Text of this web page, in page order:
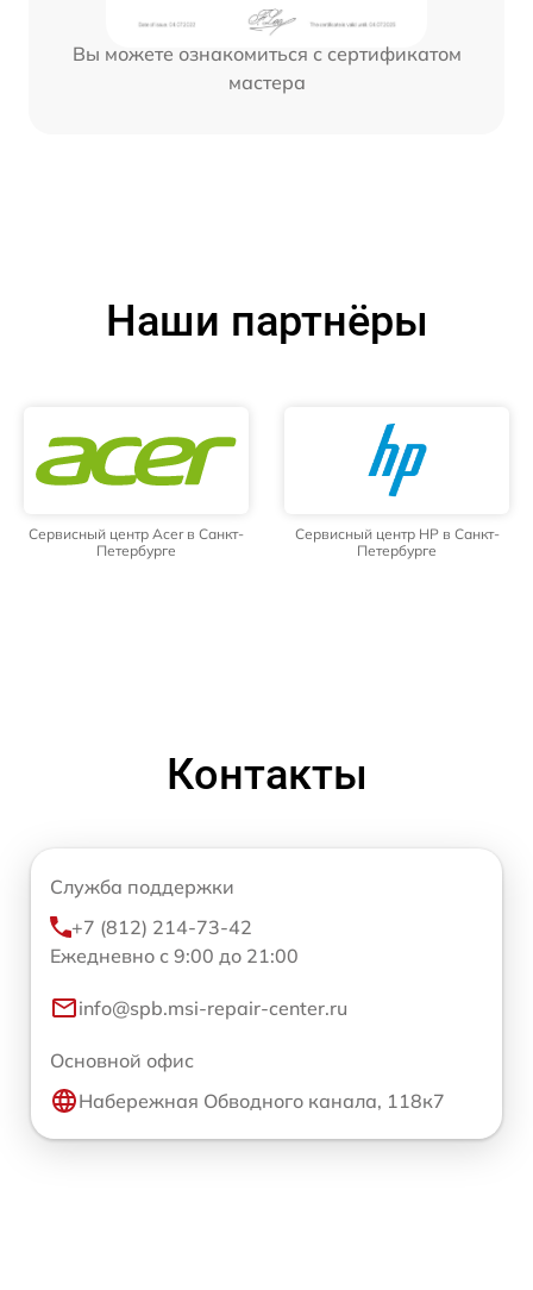
Вы можете ознакомиться с сертификатом
мастера
Наши партнёры
Сервисный центр Acer в Санкт-
Петербурге
Сервисный центр HP в Санкт-
Петербурге
Контакты
Служба поддержки
+7 (812) 214-73-42
Ежедневно с 9:00 до 21:00
info@spb.msi-repair-center.ru
Основной офис
Набережная Обводного канала, 118к7